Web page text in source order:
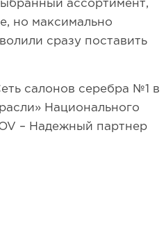
ассортимент,
но максимально
сразу поставить
салонов серебра №1 в
Национального
– Надежный партнер